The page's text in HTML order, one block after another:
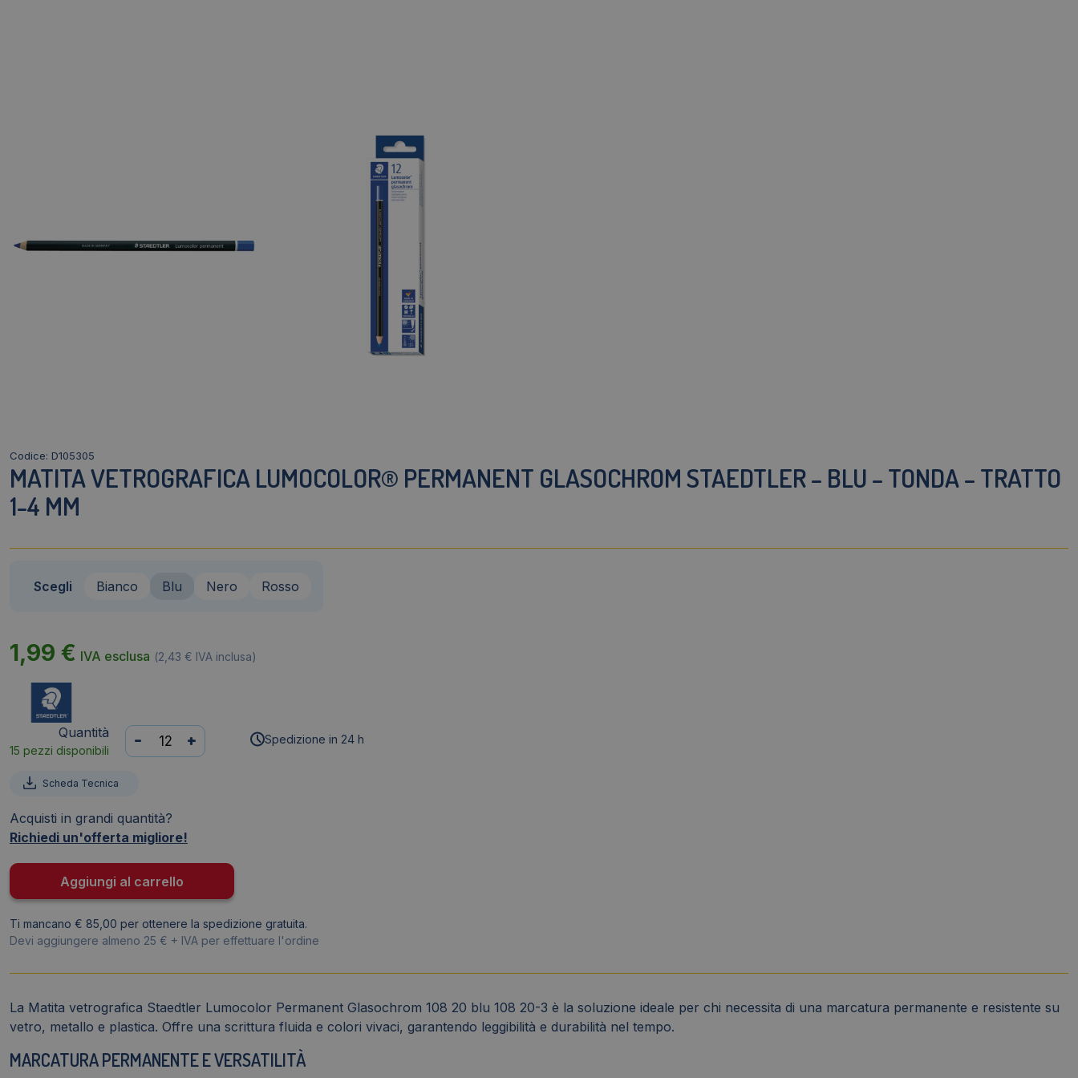
Codice: D105305
MATITA VETROGRAFICA LUMOCOLOR® PERMANENT GLASOCHROM STAEDTLER – BLU – TONDA – TRATTO
1-4 MM
Scegli Bianco Blu Nero Rosso
1,99 € IVA esclusa (2,43 € IVA inclusa)
Quantità
15 pezzi disponibili
Matita
vetrografica
Glasochrom
Staedtler
-
Blu
-
tonda
-
tratto
mm
quantità
- + Spedizione in 24 h
Scheda Tecnica
Acquisti in grandi quantità?
Richiedi un'offerta migliore!
Aggiungi al carrello
Ti mancano € 85,00 per ottenere la spedizione gratuita.
Devi aggiungere almeno 25 € + IVA per effettuare l'ordine
La Matita vetrografica Staedtler Lumocolor Permanent Glasochrom 108 20 blu 108 20-3 è la soluzione ideale per chi necessita di una marcatura permanente e resistente su
vetro, metallo e plastica. Offre una scrittura fluida e colori vivaci, garantendo leggibilità e durabilità nel tempo.
MARCATURA PERMANENTE E VERSATILITÀ